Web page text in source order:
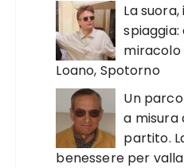
La
miracolo
Loano, Spotorno
Un
a misura
partito.
benessere per